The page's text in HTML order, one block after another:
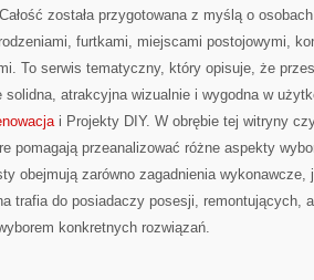
została przygotowana z myślą o
furtkami, miejscami postojowymi,
To serwis tematyczny, który opisuje, że
solidna, atrakcyjna wizualnie i wygodna w
i Projekty DIY. W obrębie tej witryny
pomagają przeanalizować różne aspekty
obejmują zarówno zagadnienia
trafia do posiadaczy posesji, remontujących,
konkretnych rozwiązań.